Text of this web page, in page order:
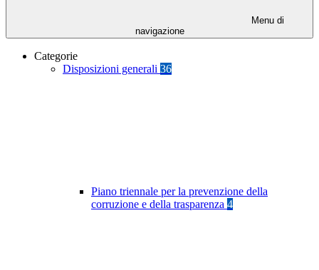
Menu di
navigazione
Categorie
Disposizioni generali 36
Piano triennale per la prevenzione della
corruzione e della trasparenza 4